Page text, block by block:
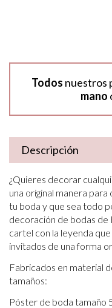
Todos nuestros
mano
Descripción
¿Quieres decorar
una original manera
tu boda y que sea todo
decoración de bodas de
cartel con la leyenda
invitados de una forma
Fabricados en material
tamaños:
Póster de boda tamaño